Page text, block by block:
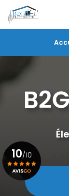
au
contenu
principal
10/10
Voir le certificat